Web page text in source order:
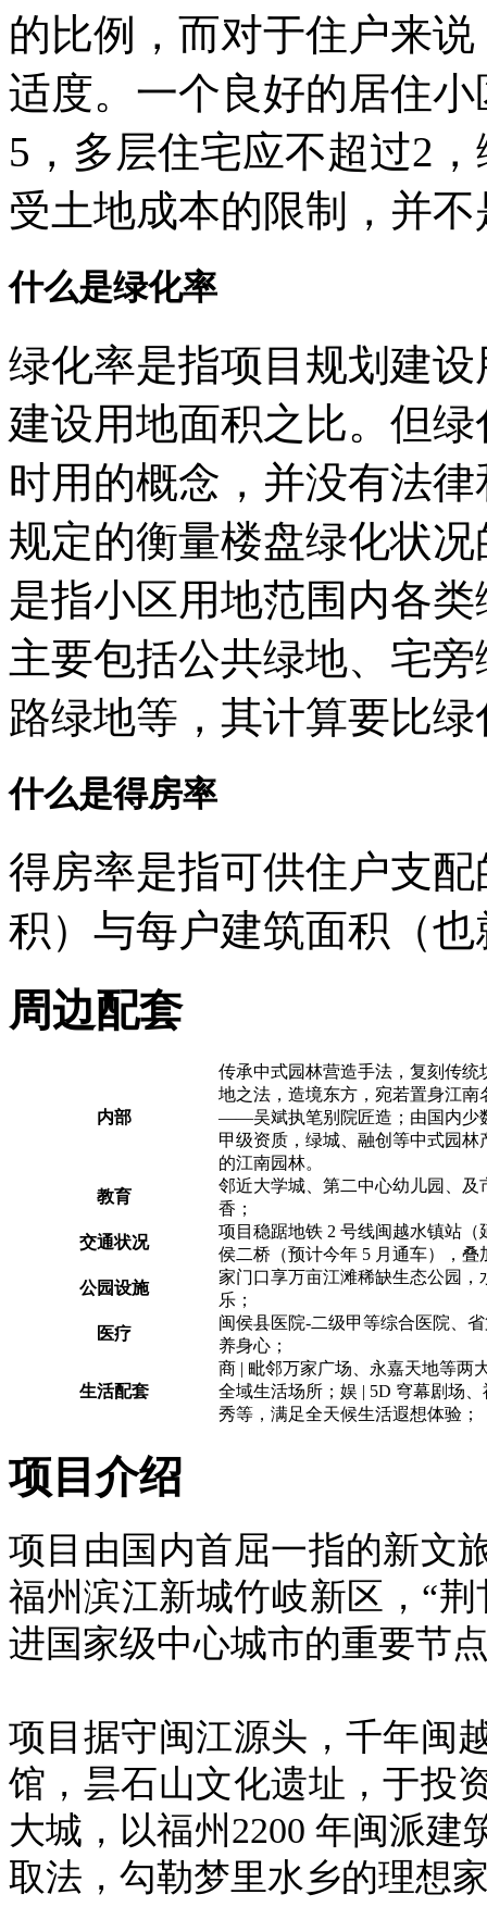
的比例，而对于住户来
适度。一个良好的居住
5，多层住宅应不超过2
受土地成本的限制，并
什么是绿化率
绿化率是指项目规划建
建设用地面积之比。但
时用的概念，并没有法
规定的衡量楼盘绿化状
是指小区用地范围内各
主要包括公共绿地、宅
路绿地等，其计算要比
什么是得房率
得房率是指可供住户支
积）与每户建筑面积（
周边配套
内部
传承中式园林营造手法，复刻传
地之法，造境东方，宛若置身江
——吴斌执笔别院匠造；由国内少
甲级资质，绿城、融创等中式园
的江南园林。
教育
邻近大学城、第二中心幼儿园、
香；
交通状况
项目稳踞地铁 2 号线闽越水镇站
侯二桥（预计今年 5 月通车），
公园设施
家门口享万亩江滩稀缺生态公园
乐；
医疗
闽侯县医院-二级甲等综合医院、
养身心；
生活配套
商 | 毗邻万家广场、永嘉天地等两
全域生活场所；娱 | 5D 穹幕剧场
秀等，满足全天候生活遐想体验；
项目介绍
项目由国内首屈一指的新文
福州滨江新城竹岐新区，“
进国家级中心城市的重要节
项目据守闽江源头，千年闽
馆，昙石山文化遗址，于投
大城，以福州 2200 年闽派建
取法，勾勒梦里水乡的理想